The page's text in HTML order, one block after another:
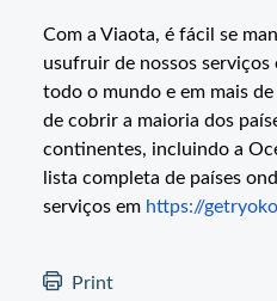
Com a Viaota, é fácil se
usufruir de nossos serviços
todo o mundo e em mais
de cobrir a maioria dos
continentes, incluindo a
lista completa de países
serviços em https://
Print